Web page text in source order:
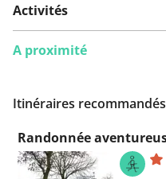
Activités
A proximité
Itinéraires recommandés